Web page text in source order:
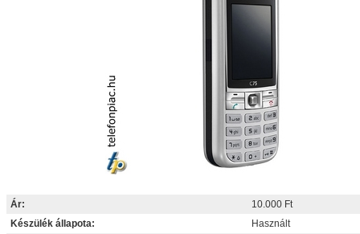
Ár:
10.000 Ft
Készülék állapota:
Használt